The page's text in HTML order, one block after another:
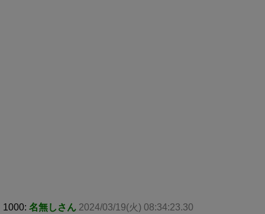
1000: 名無しさん 2024/03/19(火) 08:34:23.30